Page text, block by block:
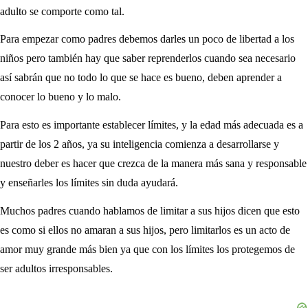
adulto se comporte como tal.
Para empezar como padres debemos darles un poco de libertad a los
niños pero también hay que saber reprenderlos cuando sea necesario
así sabrán que no todo lo que se hace es bueno, deben aprender a
conocer lo bueno y lo malo.
Para esto es importante establecer límites, y la edad más adecuada es a
partir de los 2 años, ya su inteligencia comienza a desarrollarse y
nuestro deber es hacer que crezca de la manera más sana y responsable
y enseñarles los límites sin duda ayudará.
Muchos padres cuando hablamos de limitar a sus hijos dicen que esto
es como si ellos no amaran a sus hijos, pero limitarlos es un acto de
amor muy grande más bien ya que con los límites los protegemos de
ser adultos irresponsables.